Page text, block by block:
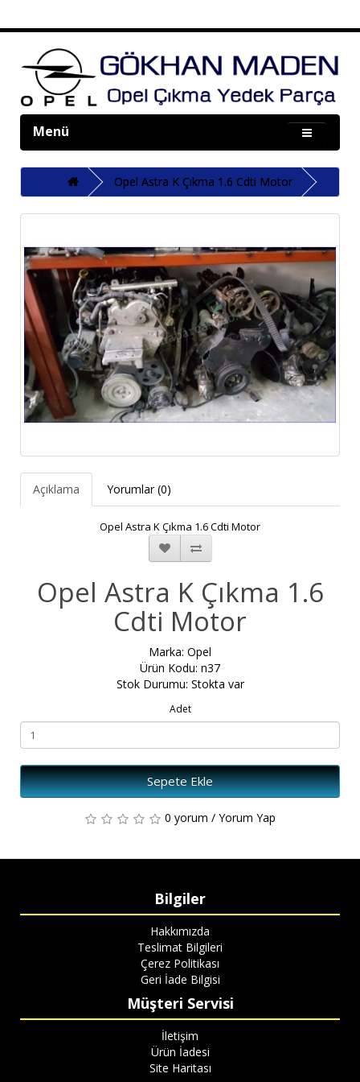
Menü
Opel Astra K Çıkma 1.6 Cdti Motor
Açıklama Yorumlar (0)
Opel Astra K Çıkma 1.6 Cdti Motor
Opel Astra K Çıkma 1.6
Cdti Motor
Marka: Opel
Ürün Kodu: n37
Stok Durumu: Stokta var
Adet
Sepete Ekle
0 yorum / Yorum Yap
Bilgiler
Hakkımızda
Teslimat Bilgileri
Çerez Politikası
Geri İade Bilgisi
Müşteri Servisi
İletişim
Ürün İadesi
Site Haritası